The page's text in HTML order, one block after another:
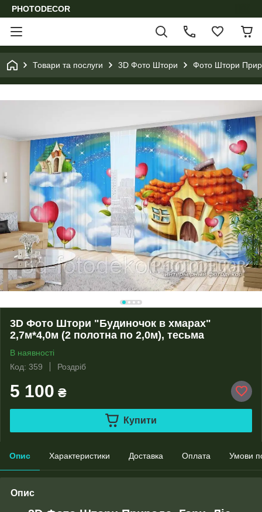
PHOTODECOR
Товари та послуги 3D Фото Штори Фото Штори
3D Фото Штори "Будиночок в хмарах"
2,7м*4,0м (2 полотна по 2,0м), тесьма
В наявності
Код: 359
Роздріб
5 100 ₴
Купити
Опис Характеристики Доставка Оплата Умови
Опис